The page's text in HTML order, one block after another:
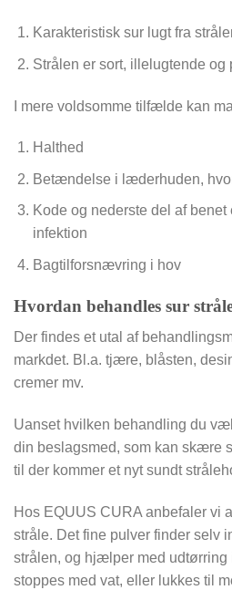
Karakteristisk sur lugt fra
Strålen er sort, illelugtende og
I mere voldsomme tilfælde kan
Halthed
Betændelse i læderhuden,
Kode og nederste del af
infektion
Bagtilforsnævring i hov
Hvordan behandles sur
Der findes et utal af
markdet. Bl.a. tjære, blåsten,
cremer mv.
Uanset hvilken behandling du
din beslagsmed, som kan skære
til der kommer et nyt sundt
Hos EQUUS CURA anbefaler vi
stråle. Det fine pulver finder selv
strålen, og hjælper med udtørring
stoppes med vat, eller lukkes til